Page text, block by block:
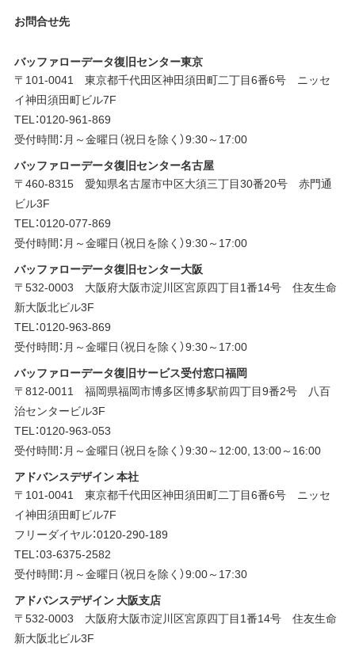
お問合せ先
バッファローデータ復旧センター東京
〒101-0041 東京都千代田区神田須田町二丁目6番6号 ニッセ
イ神田須田町ビル7F
TEL：0120-961-869
受付時間：月～金曜日（祝日を除く）9:30～17:00
バッファローデータ復旧センター名古屋
〒460-8315 愛知県名古屋市中区大須三丁目30番20号 赤門通
ビル3F
TEL：0120-077-869
受付時間：月～金曜日（祝日を除く）9:30～17:00
バッファローデータ復旧センター大阪
〒532-0003 大阪府大阪市淀川区宮原四丁目1番14号 住友生命
新大阪北ビル3F
TEL：0120-963-869
受付時間：月～金曜日（祝日を除く）9:30～17:00
バッファローデータ復旧サービス受付窓口福岡
〒812-0011 福岡県福岡市博多区博多駅前四丁目9番2号 八百
治センタービル3F
TEL：0120-963-053
受付時間：月～金曜日（祝日を除く）9:30～12:00, 13:00～16:00
アドバンスデザイン 本社
〒101-0041 東京都千代田区神田須田町二丁目6番6号 ニッセ
イ神田須田町ビル7F
フリーダイヤル：0120-290-189
TEL：03-6375-2582
受付時間：月～金曜日（祝日を除く）9:00～17:30
アドバンスデザイン 大阪支店
〒532-0003 大阪府大阪市淀川区宮原四丁目1番14号 住友生命
新大阪北ビル3F